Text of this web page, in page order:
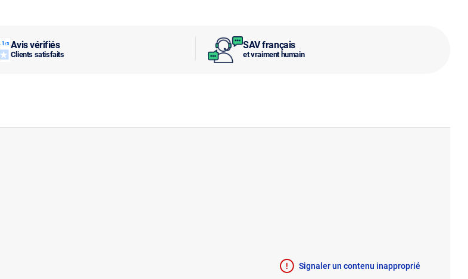
Avis vérifiés
Clients satisfaits
SAV français
et vraiment humain
Signaler un contenu inapproprié